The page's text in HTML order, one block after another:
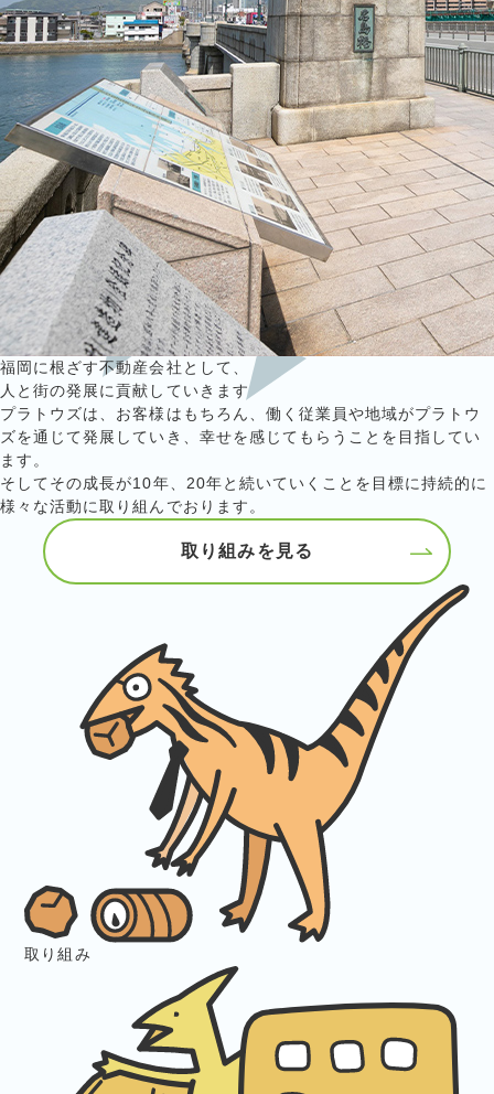
福岡に根ざす不動産会社として、
人と街の発展に貢献していきます
プラトウズは、お客様はもちろん、働く従業員や地域がプラトウ
ズを通じて発展していき、幸せを感じてもらうことを目指してい
ます。
そしてその成長が10年、20年と続いていくことを目標に持続的に
様々な活動に取り組んでおります。
取り組みを見る
取り組み